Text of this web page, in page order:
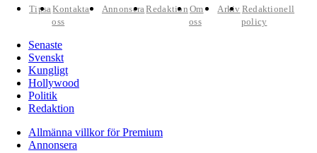
TipsaKontakta
oss
AnnonseraRedaktion Om
oss
Arkiv Redaktionell
policy
Senaste
Svenskt
Kungligt
Hollywood
Politik
Redaktion
Allmänna villkor för Premium
Annonsera